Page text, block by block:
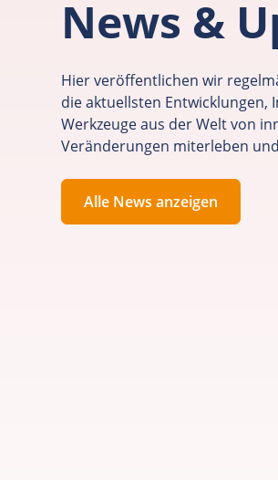
News &
Hier veröffentlichen wir
die aktuellsten
Werkzeuge aus der Welt von
Veränderungen miterleben
Alle News anzeigen